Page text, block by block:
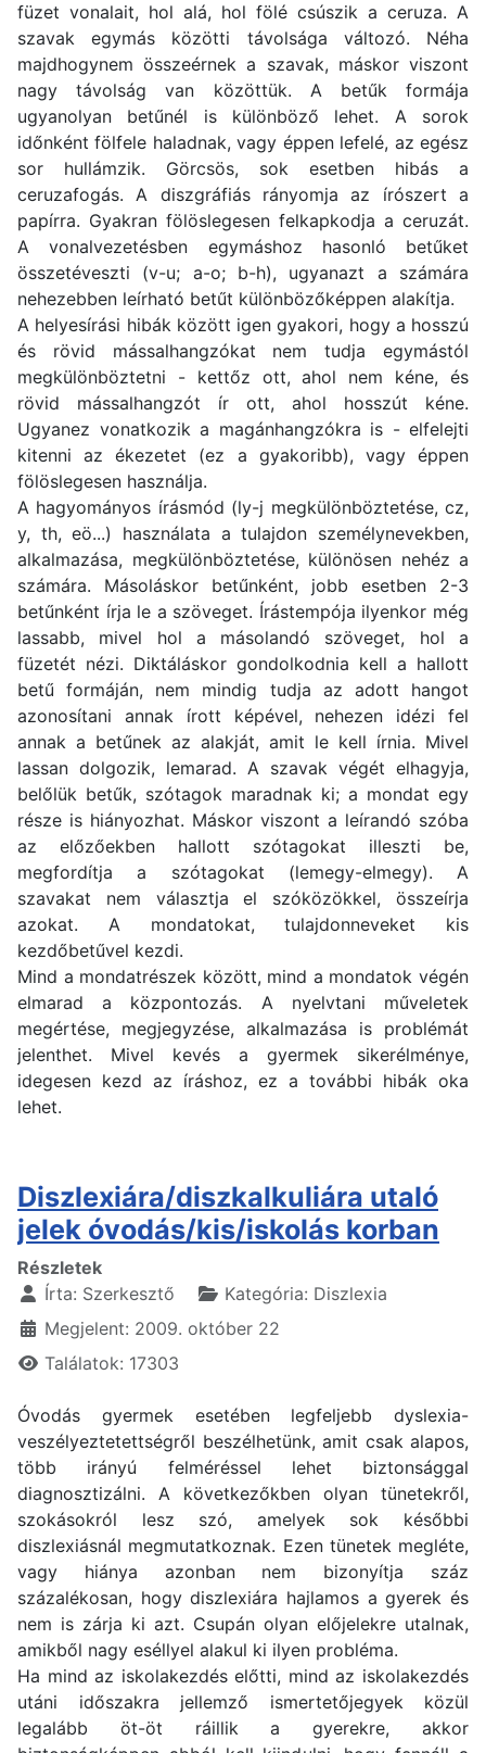
füzet vonalait, hol alá, hol fölé csúszik a ceruza. A
szavak egymás közötti távolsága változó. Néha
majdhogynem összeérnek a szavak, máskor viszont
nagy távolság van közöttük. A betűk formája
ugyanolyan betűnél is különböző lehet. A sorok
időnként fölfele haladnak, vagy éppen lefelé, az egész
sor hullámzik. Görcsös, sok esetben hibás a
ceruzafogás. A diszgráfiás rányomja az írószert a
papírra. Gyakran fölöslegesen felkapkodja a ceruzát.
A vonalvezetésben egymáshoz hasonló betűket
összetéveszti (v-u; a-o; b-h), ugyanazt a számára
nehezebben leírható betűt különbözőképpen alakítja.
A helyesírási hibák között igen gyakori, hogy a hosszú
és rövid mássalhangzókat nem tudja egymástól
megkülönböztetni - kettőz ott, ahol nem kéne, és
rövid mássalhangzót ír ott, ahol hosszút kéne.
Ugyanez vonatkozik a magánhangzókra is - elfelejti
kitenni az ékezetet (ez a gyakoribb), vagy éppen
fölöslegesen használja.
A hagyományos írásmód (ly-j megkülönböztetése, cz,
y, th, eö...) használata a tulajdon személynevekben,
alkalmazása, megkülönböztetése, különösen nehéz a
számára. Másoláskor betűnként, jobb esetben 2-3
betűnként írja le a szöveget. Írástempója ilyenkor még
lassabb, mivel hol a másolandó szöveget, hol a
füzetét nézi. Diktáláskor gondolkodnia kell a hallott
betű formáján, nem mindig tudja az adott hangot
azonosítani annak írott képével, nehezen idézi fel
annak a betűnek az alakját, amit le kell írnia. Mivel
lassan dolgozik, lemarad. A szavak végét elhagyja,
belőlük betűk, szótagok maradnak ki; a mondat egy
része is hiányozhat. Máskor viszont a leírandó szóba
az előzőekben hallott szótagokat illeszti be,
megfordítja a szótagokat (lemegy-elmegy). A
szavakat nem választja el szóközökkel, összeírja
azokat. A mondatokat, tulajdonneveket kis
kezdőbetűvel kezdi.
Mind a mondatrészek között, mind a mondatok végén
elmarad a központozás. A nyelvtani műveletek
megértése, megjegyzése, alkalmazása is problémát
jelenthet. Mivel kevés a gyermek sikerélménye,
idegesen kezd az íráshoz, ez a további hibák oka
lehet.
Diszlexiára/diszkalkuliára utaló
jelek óvodás/kis/iskolás korban
Részletek
Írta: Szerkesztő Kategória: Diszlexia
Megjelent: 2009. október 22
Találatok: 17303
Óvodás gyermek esetében legfeljebb dyslexia-
veszélyeztetettségről beszélhetünk, amit csak alapos,
több irányú felméréssel lehet biztonsággal
diagnosztizálni. A következőkben olyan tünetekről,
szokásokról lesz szó, amelyek sok későbbi
diszlexiásnál megmutatkoznak. Ezen tünetek megléte,
vagy hiánya azonban nem bizonyítja száz
százalékosan, hogy diszlexiára hajlamos a gyerek és
nem is zárja ki azt. Csupán olyan előjelekre utalnak,
amikből nagy eséllyel alakul ki ilyen probléma.
Ha mind az iskolakezdés előtti, mind az iskolakezdés
utáni időszakra jellemző ismertetőjegyek közül
legalább öt-öt ráillik a gyerekre, akkor